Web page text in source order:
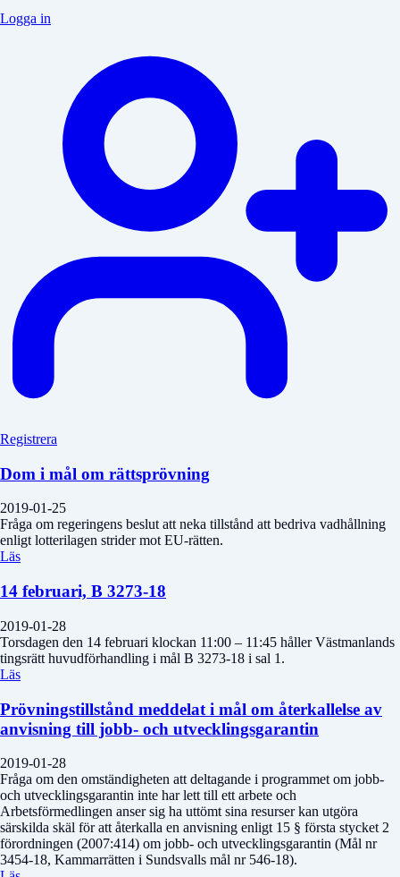
Logga in
Registrera
Dom i mål om rättsprövning
2019-01-25
Fråga om regeringens beslut att neka tillstånd att bedriva vadhållning
enligt lotterilagen strider mot EU-rätten.
Läs
14 februari, B 3273-18
2019-01-28
Torsdagen den 14 februari klockan 11:00 – 11:45 håller Västmanlands
tingsrätt huvudförhandling i mål B 3273-18 i sal 1.
Läs
Prövningstillstånd meddelat i mål om återkallelse av
anvisning till jobb- och utvecklingsgarantin
2019-01-28
Fråga om den omständigheten att deltagande i programmet om jobb-
och utvecklingsgarantin inte har lett till ett arbete och
Arbetsförmedlingen anser sig ha uttömt sina resurser kan utgöra
särskilda skäl för att återkalla en anvisning enligt 15 § första stycket 2
förordningen (2007:414) om jobb- och utvecklingsgarantin (Mål nr
3454-18, Kammarrätten i Sundsvalls mål nr 546-18).